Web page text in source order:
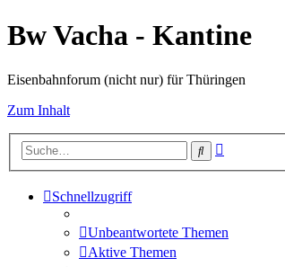
Bw Vacha - Kantine
Eisenbahnforum (nicht nur) für Thüringen
Zum Inhalt
Suche
Schnellzugriff
Unbeantwortete Themen
Aktive Themen